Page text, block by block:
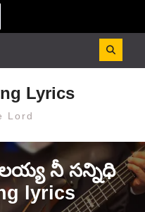
Lyrics
Lord
నీ సన్నిధి
lyrics